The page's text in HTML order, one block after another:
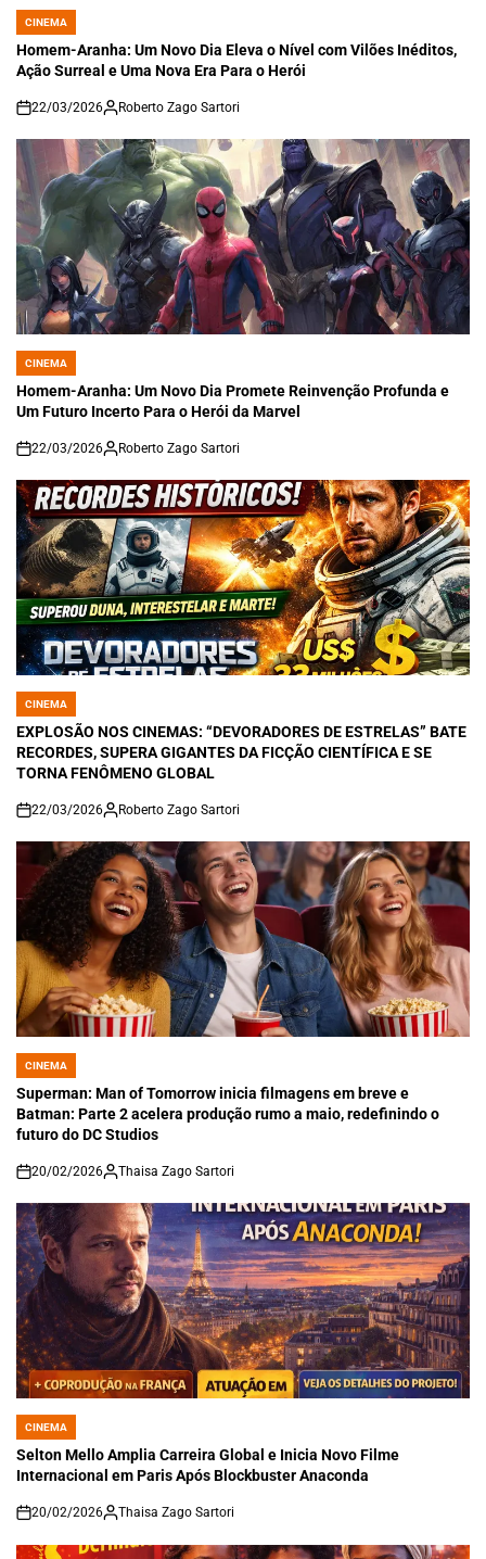
POSTED
IN
CINEMA
Homem-Aranha: Um Novo Dia Eleva o Nível com Vilões Inéditos,
Ação Surreal e Uma Nova Era Para o Herói
on
22/03/2026 Roberto Zago Sartori
POSTED
IN
CINEMA
Homem-Aranha: Um Novo Dia Promete Reinvenção Profunda e
Um Futuro Incerto Para o Herói da Marvel
on
22/03/2026 Roberto Zago Sartori
POSTED
IN
CINEMA
EXPLOSÃO NOS CINEMAS: “DEVORADORES DE ESTRELAS” BATE
RECORDES, SUPERA GIGANTES DA FICÇÃO CIENTÍFICA E SE
TORNA FENÔMENO GLOBAL
on
22/03/2026 Roberto Zago Sartori
POSTED
IN
CINEMA
Superman: Man of Tomorrow inicia filmagens em breve e
Batman: Parte 2 acelera produção rumo a maio, redefinindo o
futuro do DC Studios
on
20/02/2026 Thaisa Zago Sartori
POSTED
IN
CINEMA
Selton Mello Amplia Carreira Global e Inicia Novo Filme
Internacional em Paris Após Blockbuster Anaconda
on
20/02/2026 Thaisa Zago Sartori